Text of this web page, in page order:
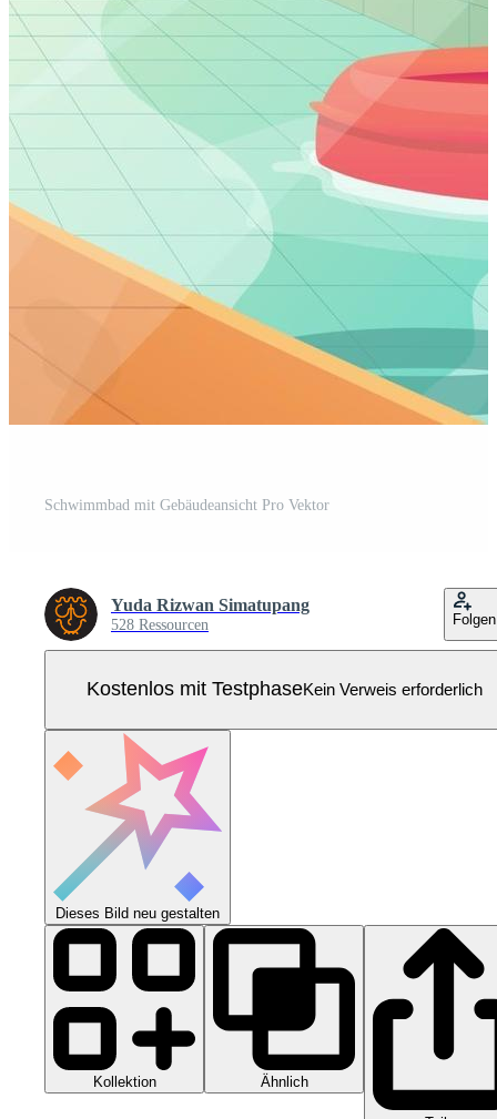
Schwimmbad mit Gebäudeansicht Pro Vektor
Yuda Rizwan Simatupang
528 Ressourcen Folgen
Kostenlos mit TestphaseKein Verweis erforderlich
Dieses Bild neu gestalten
Kollektion Ähnlich